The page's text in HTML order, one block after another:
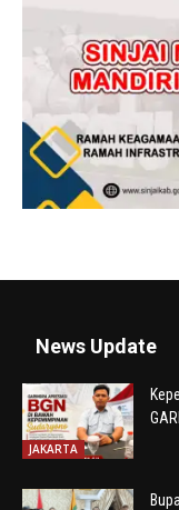
News Update
JAKARTA